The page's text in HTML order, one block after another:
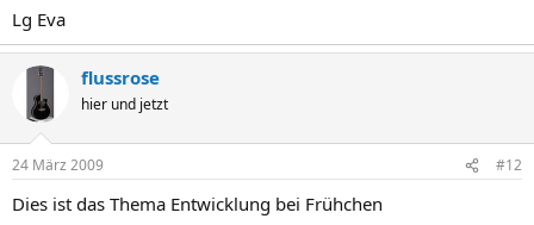
Lg Eva
flussrose
hier und jetzt
24 März 2009 #12
Dies ist das Thema Entwicklung bei Frühchen